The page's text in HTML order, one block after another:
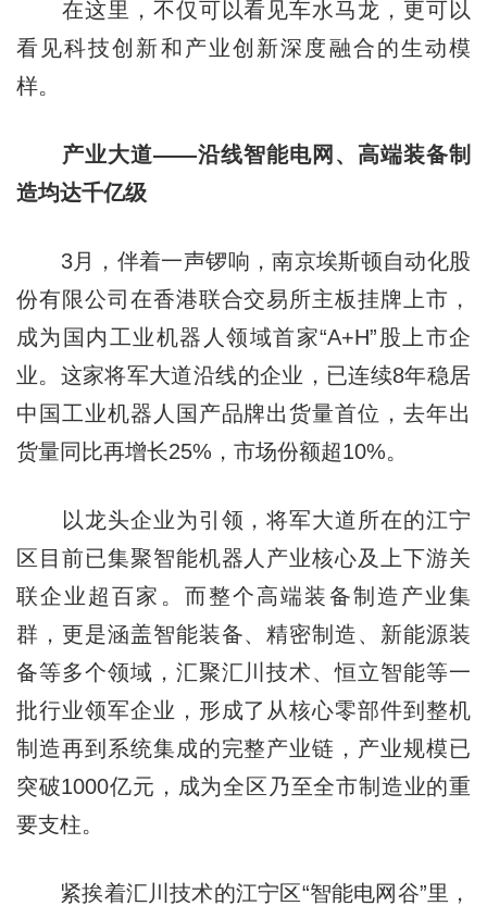
在这里，不仅可以看见车水马龙，更可以
看见科技创新和产业创新深度融合的生动模
样。
产业大道——沿线智能电网、高端装备制
造均达千亿级
3月，伴着一声锣响，南京埃斯顿自动化股
份有限公司在香港联合交易所主板挂牌上市，
成为国内工业机器人领域首家“A+H”股上市企
业。这家将军大道沿线的企业，已连续8年稳居
中国工业机器人国产品牌出货量首位，去年出
货量同比再增长25%，市场份额超10%。
以龙头企业为引领，将军大道所在的江宁
区目前已集聚智能机器人产业核心及上下游关
联企业超百家。而整个高端装备制造产业集
群，更是涵盖智能装备、精密制造、新能源装
备等多个领域，汇聚汇川技术、恒立智能等一
批行业领军企业，形成了从核心零部件到整机
制造再到系统集成的完整产业链，产业规模已
突破1000亿元，成为全区乃至全市制造业的重
要支柱。
紧挨着汇川技术的江宁区“智能电网谷”里，